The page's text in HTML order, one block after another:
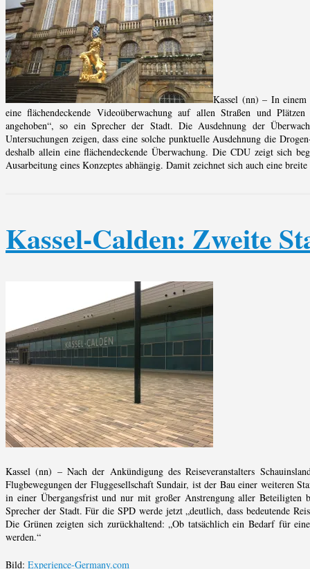
Kassel (nn) – In
eine flächendeckende Videoüberwachung auf allen Straßen und
angehoben“, so ein Sprecher der Stadt. Die Ausdehnung der
Untersuchungen zeigen, dass eine solche punktuelle Ausdehnung die
deshalb allein eine flächendeckende Überwachung. Die CDU zeigt sich
Ausarbeitung eines Konzeptes abhängig. Damit zeichnet sich auch eine
Kassel-Calden: Zweite
Kassel (nn) – Nach der Ankündigung des Reiseveranstalters
Flugbewegungen der Fluggesellschaft Sundair, ist der Bau einer weiteren
in einer Übergangsfrist und nur mit großer Anstrengung aller
Sprecher der Stadt. Für die SPD werde jetzt „deutlich, dass bedeutende
Die Grünen zeigten sich zurückhaltend: „Ob tatsächlich ein Bedarf für
werden.“
Bild: Experience-Germany.com